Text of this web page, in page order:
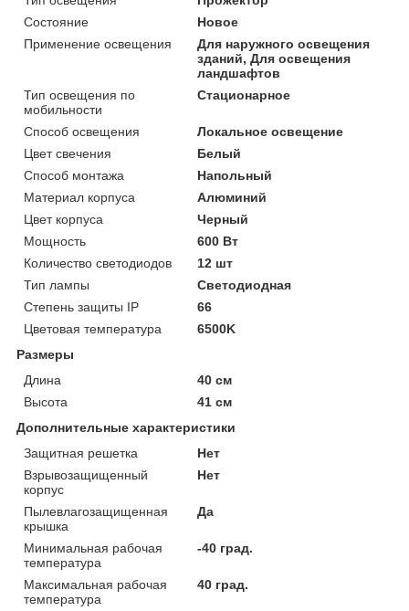
Состояние
Новое
Применение освещения
Для наружного освещения
зданий, Для освещения
ландшафтов
Тип освещения по
мобильности
Стационарное
Способ освещения
Локальное освещение
Цвет свечения
Белый
Способ монтажа
Напольный
Материал корпуса
Алюминий
Цвет корпуса
Черный
Мощность
600 Вт
Количество светодиодов
12 шт
Тип лампы
Светодиодная
Степень защиты IP
66
Цветовая температура
6500K
Размеры
Длина
40 см
Высота
41 см
Дополнительные характеристики
Защитная решетка
Нет
Взрывозащищенный
корпус
Нет
Пылевлагозащищенная
крышка
Да
Минимальная рабочая
температура
-40 град.
Максимальная рабочая
температура
40 град.